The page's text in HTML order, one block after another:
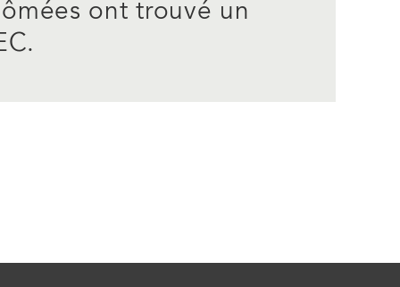
ont trouvé un